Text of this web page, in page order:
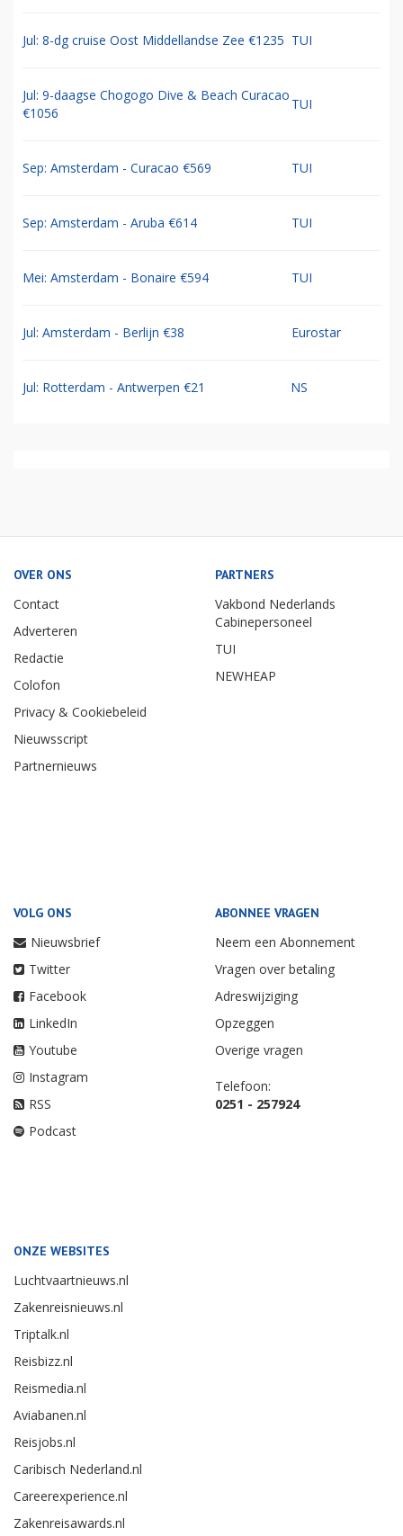
Jul: 8-dg cruise Oost Middellandse Zee €1235 TUI
Jul: 9-daagse Chogogo Dive & Beach Curacao
€1056
TUI
Sep: Amsterdam - Curacao €569 TUI
Sep: Amsterdam - Aruba €614 TUI
Mei: Amsterdam - Bonaire €594 TUI
Jul: Amsterdam - Berlijn €38 Eurostar
Jul: Rotterdam - Antwerpen €21 NS
OVER ONS
Contact
Adverteren
Redactie
Colofon
Privacy & Cookiebeleid
Nieuwsscript
Partnernieuws
PARTNERS
Vakbond Nederlands
Cabinepersoneel
TUI
NEWHEAP
VOLG ONS
Nieuwsbrief
Twitter
Facebook
LinkedIn
Youtube
Instagram
RSS
Podcast
ABONNEE VRAGEN
Neem een Abonnement
Vragen over betaling
Adreswijziging
Opzeggen
Overige vragen
Telefoon:
0251 - 257924
ONZE WEBSITES
Luchtvaartnieuws.nl
Zakenreisnieuws.nl
Triptalk.nl
Reisbizz.nl
Reismedia.nl
Aviabanen.nl
Reisjobs.nl
Caribisch Nederland.nl
Careerexperience.nl
Zakenreisawards.nl